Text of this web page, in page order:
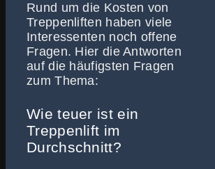
Rund um die Kosten von
Treppenliften haben viele
Interessenten noch offene
Fragen. Hier die Antworten
auf die häufigsten Fragen
zum Thema:
Wie teuer ist ein
Treppenlift im
Durchschnitt?